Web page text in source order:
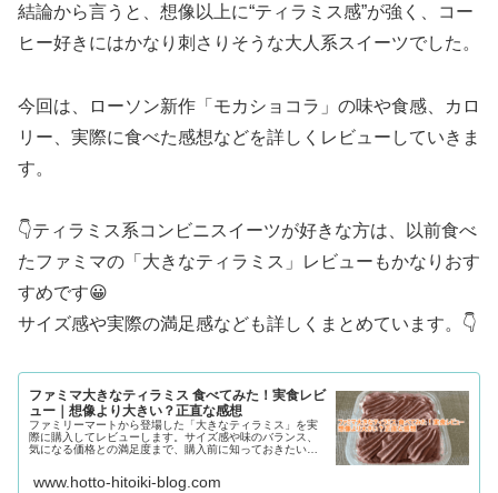
結論から言うと、想像以上に“ティラミス感”が強く、コー
ヒー好きにはかなり刺さりそうな大人系スイーツでした。
今回は、ローソン新作「モカショコラ」の味や食感、カロ
リー、実際に食べた感想などを詳しくレビューしていきま
す。
👇ティラミス系コンビニスイーツが好きな方は、以前食べ
たファミマの「大きなティラミス」レビューもかなりおす
すめです😀
サイズ感や実際の満足感なども詳しくまとめています。👇
ファミマ大きなティラミス 食べてみた！実食レビ
ュー｜想像より大きい？正直な感想
ファミリーマートから登場した「大きなティラミス」を実
際に購入してレビューします。サイズ感や味のバランス、
気になる価格との満足度まで、購入前に知っておきたいポ
ださい。
www.hotto-hitoiki-blog.com